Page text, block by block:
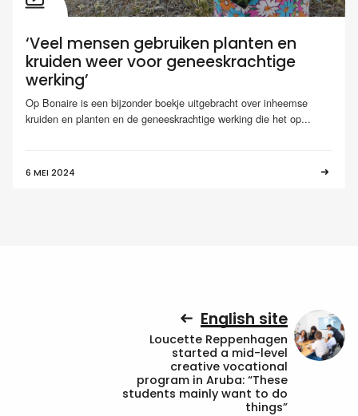
‘Veel mensen gebruiken planten en
kruiden weer voor geneeskrachtige
werking’
Op Bonaire is een bijzonder boekje uitgebracht over inheemse
kruiden en planten en de geneeskrachtige werking die het op...
6 MEI 2024
English site
Loucette Reppenhagen
started a mid-level
creative vocational
program in Aruba: “These
students mainly want to do
things”